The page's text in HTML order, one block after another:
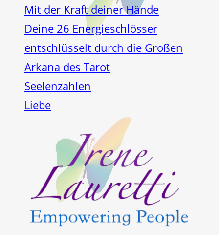
Mit der Kraft deiner Hände
Deine 26 Energieschlösser
entschlüsselt durch die Großen
Arkana des Tarot
Seelenzahlen
Liebe